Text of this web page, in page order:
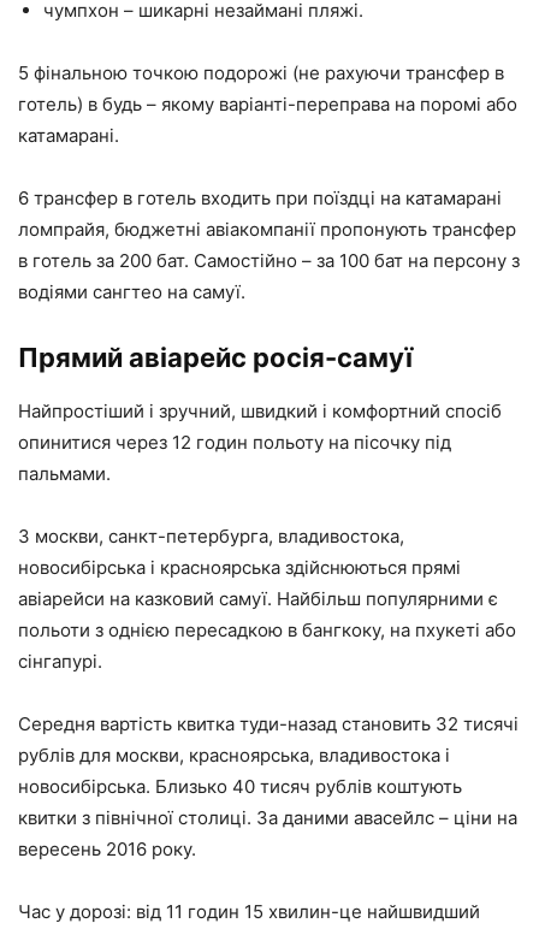
чумпхон – шикарні незаймані пляжі.
5 фінальною точкою подорожі (не рахуючи трансфер в
готель) в будь – якому варіанті-переправа на поромі або
катамарані.
6 трансфер в готель входить при поїздці на катамарані
ломпрайя, бюджетні авіакомпанії пропонують трансфер
в готель за 200 бат. Самостійно – за 100 бат на персону з
водіями сангтео на самуї.
Прямий авіарейс росія-самуї
Найпростіший і зручний, швидкий і комфортний спосіб
опинитися через 12 годин польоту на пісочку під
пальмами.
З москви, санкт-петербурга, владивостока,
новосибірська і красноярська здійснюються прямі
авіарейси на казковий самуї. Найбільш популярними є
польоти з однією пересадкою в бангкоку, на пхукеті або
сінгапурі.
Середня вартість квитка туди-назад становить 32 тисячі
рублів для москви, красноярська, владивостока і
новосибірська. Близько 40 тисяч рублів коштують
квитки з північної столиці. За даними авасейлс – ціни на
вересень 2016 року.
Час у дорозі: від 11 годин 15 хвилин-це найшвидший